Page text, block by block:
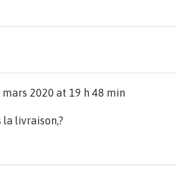
mars 2020 at 19 h 48 min
la livraison,?